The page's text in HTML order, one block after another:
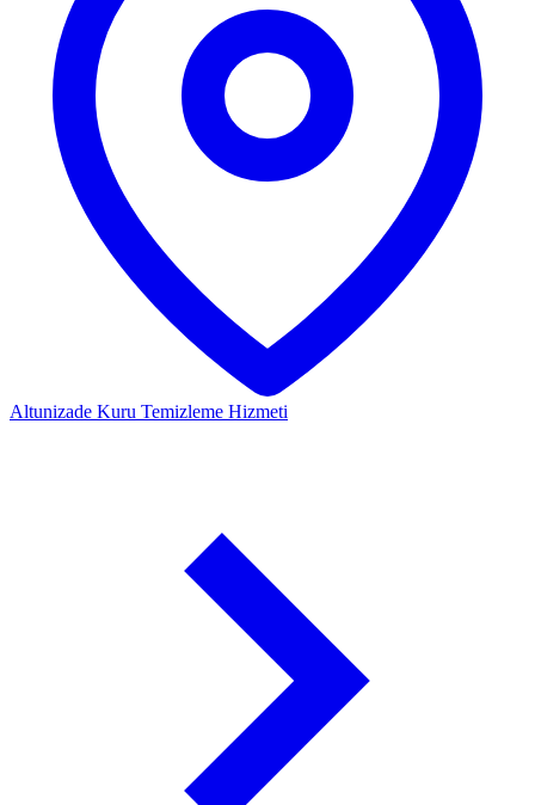
Altunizade Kuru Temizleme Hizmeti